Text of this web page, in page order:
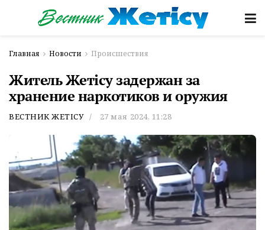
Главная Новости Происшествия
Житель Жетiсу задержан за
хранение наркотиков и оружия
ВЕСТНИК ЖЕТІСУ 27 мая 2024, 11:28